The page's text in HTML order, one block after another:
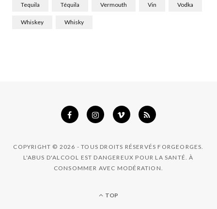
Tequila Téquila Vermouth Vin Vodka
Whiskey Whisky
COPYRIGHT © 2026 - TOUS DROITS RÉSERVÉS FORGEORGES.
L'ABUS D'ALCOOL EST DANGEREUX POUR LA SANTÉ. À
CONSOMMER AVEC MODÉRATION.
TOP